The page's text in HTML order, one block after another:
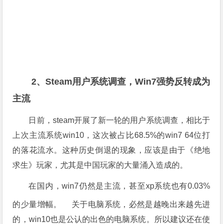
2、Steam用户系统调查，Win7强势反转成为
主流
日前，steam开展了新一轮的用户系统调查，相比于
上次主流系统win10，这次被占比68.5%的win7 64位打
的落花流水。这种历史倒退的现象，应该是由于《绝地
求生》玩家，尤其是中国玩家的大量涌入造成的。
在国内，win7仍然是主流，甚至xp系统也有0.03%
的少量增幅。
关于电脑系统，必然是越晚出来越先进
的，win10也是公认的出色的电脑系统。所以建议还在使